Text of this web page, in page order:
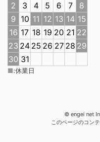
2
3 4 5 6 7
8
9 10 11 12 13 14 15
16 17 18 19 20 21 22
23 24 25 26 27 28 29
30 31
■:休業日
© engei net
このページのコン